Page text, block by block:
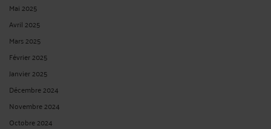
Mai 2025
Avril 2025
Mars 2025
Février 2025
Janvier 2025
Décembre 2024
Novembre 2024
Octobre 2024